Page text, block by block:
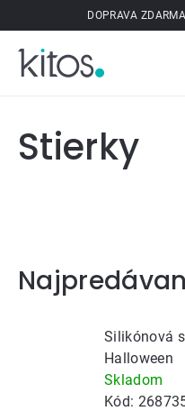
na
obsah
DOPRAVA
Stierky
Silikónová
Halloween
Skladom
Kód: